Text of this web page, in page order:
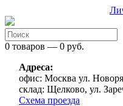
0 товаров — 0 руб.
Адреса:
офис: Москва ул.
склад: Щелково, ул.
Схема проезда